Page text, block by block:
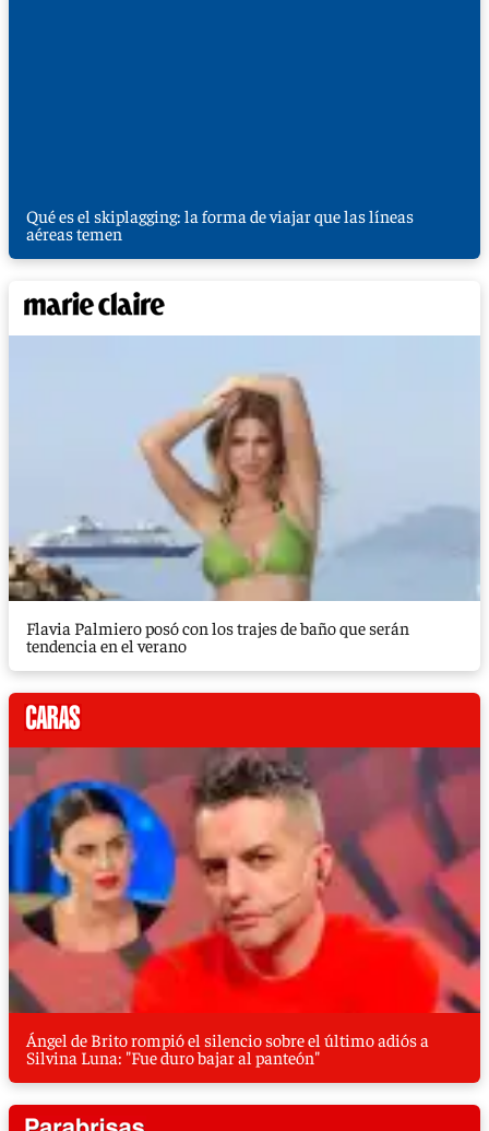
Qué es el skiplagging: la forma de viajar que las líneas
aéreas temen
Flavia Palmiero posó con los trajes de baño que serán
tendencia en el verano
Ángel de Brito rompió el silencio sobre el último adiós a
Silvina Luna: "Fue duro bajar al panteón"